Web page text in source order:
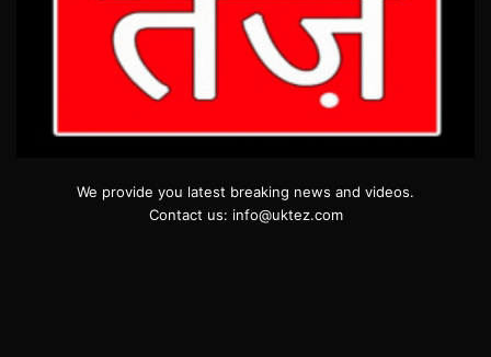
We provide you latest breaking news and videos.
Contact us: info@uktez.com